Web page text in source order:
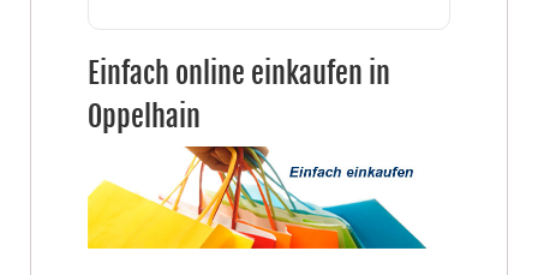
Einfach online einkaufen in
Oppelhain